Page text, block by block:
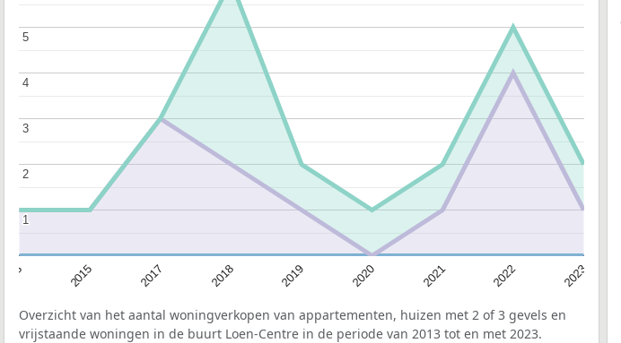
2015 2017 2018 2019 2020 2021 2022 2023
11
2
2
3
3
4
4
5
5
Overzicht van het aantal woningverkopen van appartementen, huizen met 2 of 3 gevels en
vrijstaande woningen in de buurt Loen-Centre in de periode van 2013 tot en met 2023.